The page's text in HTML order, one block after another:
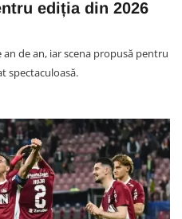
ediția din 2026
de an, iar scena propusă pentru
spectaculoasă.